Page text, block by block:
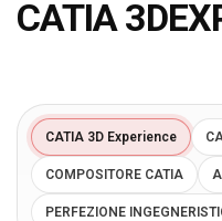
Blog
Язык
EN UA RU
CATIA
CATIA 3D Experience
COMPOSITORE CATIA
PERFEZIONE